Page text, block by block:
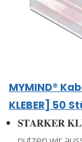
MYMIND®
KLEBER] 50
𝐒𝐓𝐀𝐑𝐊𝐄𝐑